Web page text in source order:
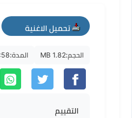
تحميل الاغنية
mp3
الحجم:1.82 MB المدة:3:58
التقييم